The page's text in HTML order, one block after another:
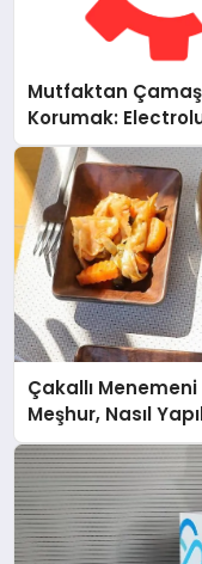
Mutfaktan
Korumak:
Destek Deneyimi
Çakallı
Meşhur, Nasıl